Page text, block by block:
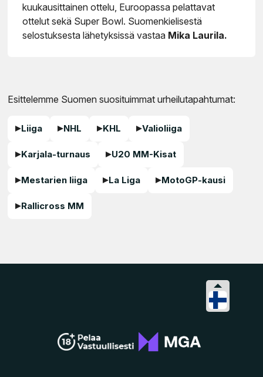
kuukausittainen ottelu, Euroopassa pelattavat
ottelut sekä Super Bowl. Suomenkielisestä
selostuksesta lähetyksissä vastaa Mika Laurila.
Esittelemme Suomen suosituimmat urheilutapahtumat:
Liiga NHL KHL Valioliiga
Karjala-turnaus U20 MM-Kisat
Mestarien liiga La Liga MotoGP-kausi
Rallicross MM